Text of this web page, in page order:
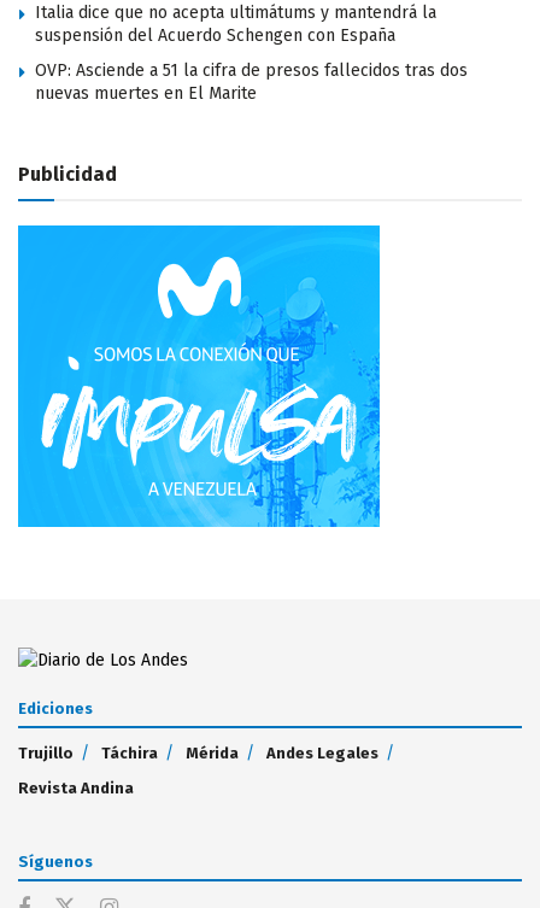
Italia dice que no acepta ultimátums y mantendrá la
suspensión del Acuerdo Schengen con España
OVP: Asciende a 51 la cifra de presos fallecidos tras dos
nuevas muertes en El Marite
Publicidad
Ediciones
Trujillo Táchira Mérida
Andes Legales
Revista Andina
Síguenos